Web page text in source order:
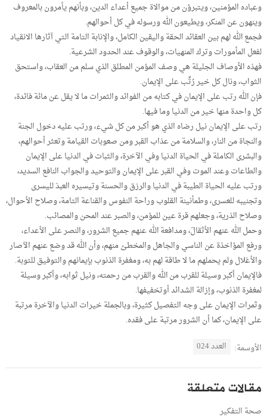
وعباده المؤمنين، ويتبرؤن من موالاة جميع أعداء الدين، وبأنهم يأمرون بالمعروف
وينهون عن المنكر، ويطيعون الله ورسوله في كل أحوالهم.
فجمع الله لهم بين العقائد الحقة واليقين الكامل، والإنابة التامة التي آثارها الانقياد
لفعل المأمورات وترك المنهيات، والوقوف عند الحدود الشرعية.
فهذه الأوصاف الجليلة هي وصف المؤمن المطلق الذي سلم من العقاب، واستحق
الثواب، ونال كل خير رُتِّب على الإيمان.
فإن الله رتب على الإيمان في كتابه من الفوائد والثمرات ما لا يقل عن مائة فائدة،
كل واحدة منها خير من الدنيا وما فيها.
رتب على الإيمان نيل رضاه الذي هو أكبر من كل شيء، ورتب عليه دخول الجنة
والنجاة من النار، والسلامة من عذاب القبر ومن صعوبات القيامة وتعثر أحوالهم،
والبشرى الكاملة في الحياة الدنيا وفي الآخرة، والثبات في الدنيا على الإيمان
والطاعات وعند الموت وفي القبر على الإيمان والتوحيد والجواب النافع السديد،
ورتب عليه الحياة الطيبة في الدنيا والرزق والحسنة وتيسيره العبدَ لليسرى
وتجنيبه للعسرى، وطمأنينة القلوب وراحة النفوس والقناعة التامة، وصلاح الأحوال،
وصلاح الذرية، وجعلهم قرة عين للمؤمن، والصبر عند المحن والمصائب.
وحمل الله عنهم الأثقالَ، ومدافعة الله عنهم جميع الشرور، والنصر على الأعداء،
ورفع المؤاخذة عن الناسي والجاهل والمخطئ منهم، وأن الله قد وضع عنهم الآصار
والأغلال ولم يحملهم ما لا طاقة لهم به، ومغفرة الذنوب بإيمانهم والتوفيق للتوبة.
فالإيمان أكبر وسيلة للقرب من الله والقرب من رحمته، ونيل ثوابه، وأكبر وسيلة
لمغفرة الذنوب، وإزالة الشدائد أوتخفيفها.
وثمرات الإيمان على وجه التفصيل كثيرة، وبالجملة خيرات الدنيا والآخرة مرتبة
على الإيمان، كما أن الشرور مرتبة على فقده.
الأوسمة: العدد 024
مقالات متعلقة
صحة التفكير